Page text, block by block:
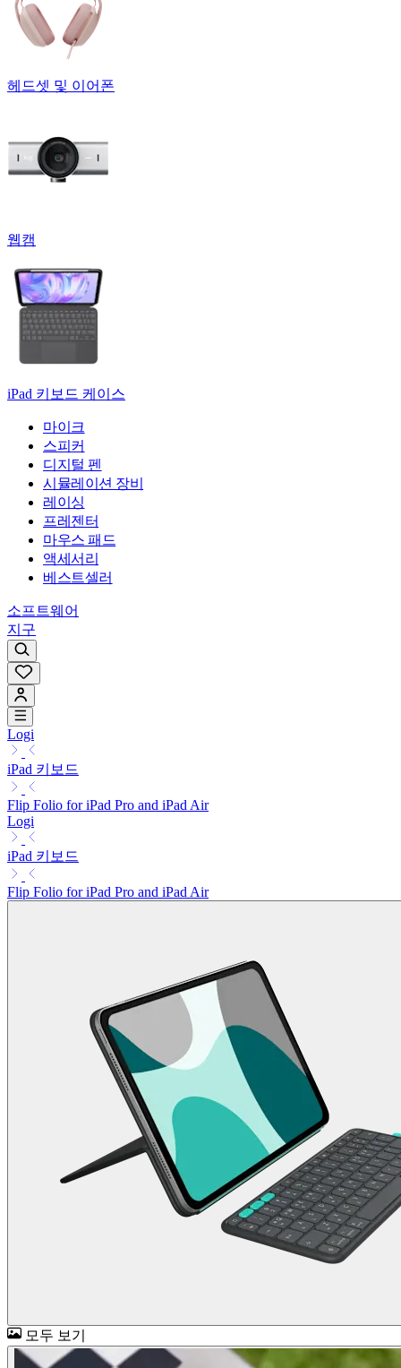
헤드셋 및 이어폰
웹캠
iPad 키보드 케이스
마이크
스피커
디지털 펜
시뮬레이션 장비
레이싱
프레젠터
마우스 패드
액세서리
베스트셀러
소프트웨어
지구
Logi
iPad 키보드
Flip Folio for iPad Pro and iPad Air
Logi
iPad 키보드
Flip Folio for iPad Pro and iPad Air
모두 보기